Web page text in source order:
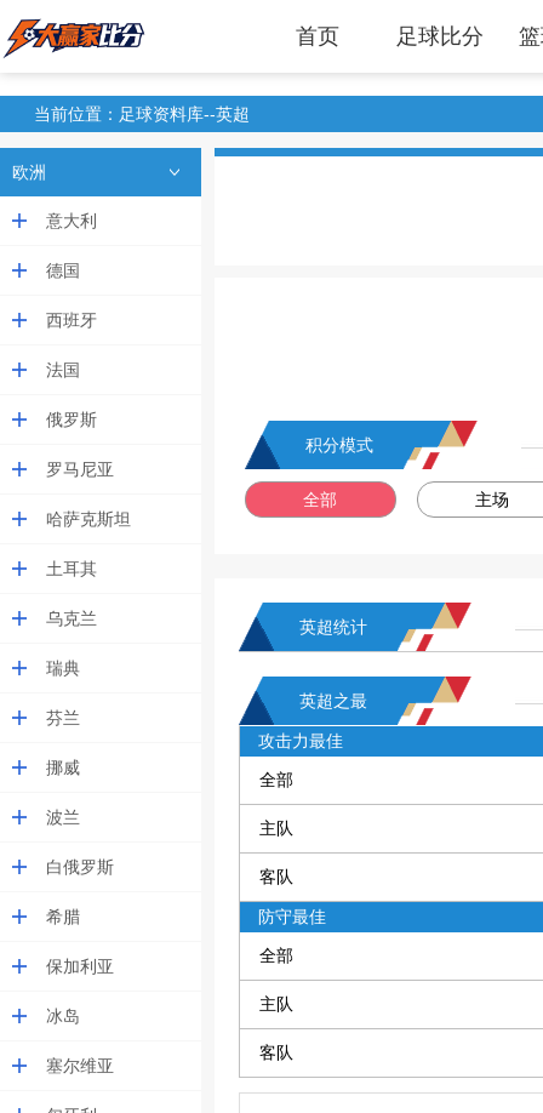
首页 足球比分
当前位置：足球资料库--英超
欧洲
意大利
德国
西班牙
法国
俄罗斯
罗马尼亚
哈萨克斯坦
土耳其
乌克兰
瑞典
芬兰
挪威
波兰
白俄罗斯
希腊
保加利亚
冰岛
塞尔维亚
积分模式
全部 主场
英超统计
英超之最
攻击力最佳
全部
主队
客队
防守最佳
全部
主队
客队